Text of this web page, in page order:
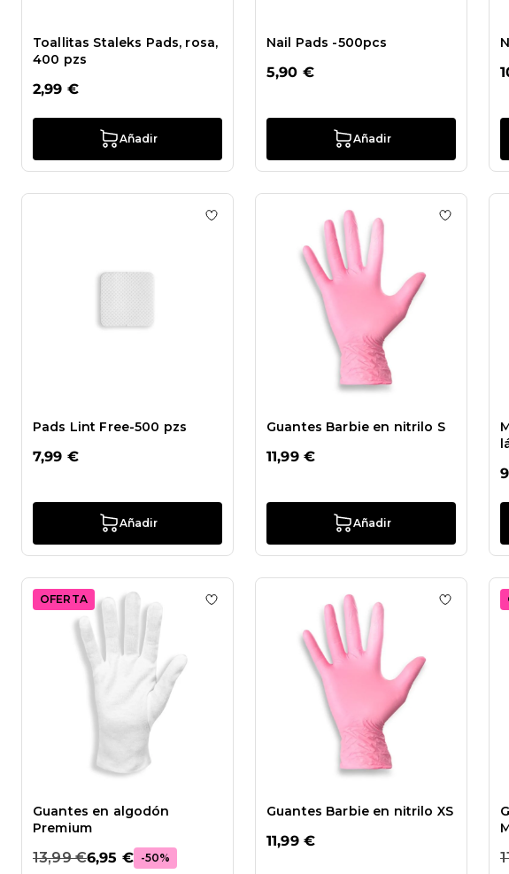
Toallitas Staleks Pads, rosa,
400 pzs
2,99 €
Añadir
Nail Pads -500pcs
5,90 €
Añadir
Pads Lint Free-500 pzs
7,99 €
Añadir
Añadir a la lista de deseos Pads Lint Free-500
Guantes Barbie en nitrilo S
11,99 €
Añadir
Añadir a
OFERTA
Guantes en algodón
Premium
13,99 €6,95 € -50%
Añadir a la lista de deseos Guantes en
Guantes Barbie en nitrilo XS
11,99 €
Añadir a